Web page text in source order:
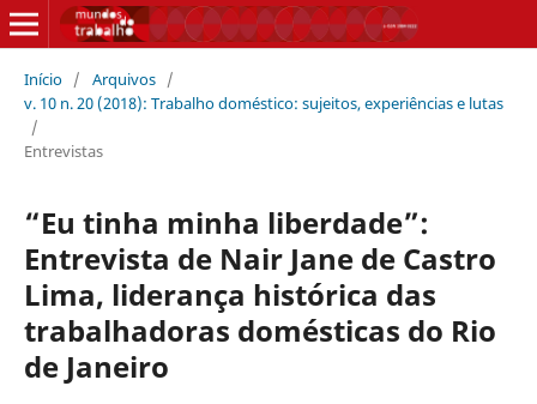
Início / Arquivos /
v. 10 n. 20 (2018): Trabalho doméstico: sujeitos, experiências e lutas
/
Entrevistas
“Eu tinha minha liberdade”:
Entrevista de Nair Jane de Castro
Lima, liderança histórica das
trabalhadoras domésticas do Rio
de Janeiro